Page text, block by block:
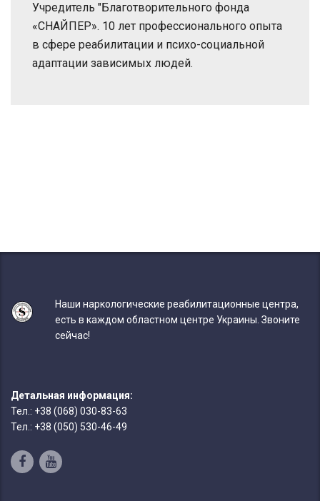
Учредитель "Благотворительного фонда
«СНАЙПЕР». 10 лет профессионального опыта
в сфере реабилитации и психо-социальной
адаптации зависимых людей.
Наши наркологические реабилитационные центра,
есть в каждом областном центре Украины. Звоните
сейчас!
Детальная информация:
Тел.: +38 (068) 030-83-63
Тел.: +38 (050) 530-46-49